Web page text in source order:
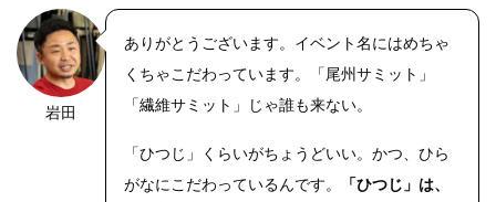
https://riseph
岩田
ありがとうございます。イベント名にはめちゃ
くちゃこだわっています。「尾州サミット」
「繊維サミット」じゃ誰も来ない。
「ひつじ」くらいがちょうどいい。かつ、ひら
がなにこだわっているんです。
「ひつじ」は、